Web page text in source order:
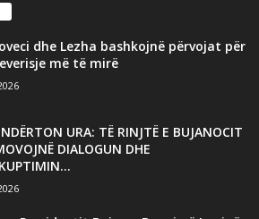
dhe Lezha bashkojnë përvojat për
më të mirë
URA: TË RINJTË E BUJANOCIT
DIALOGUN DHE